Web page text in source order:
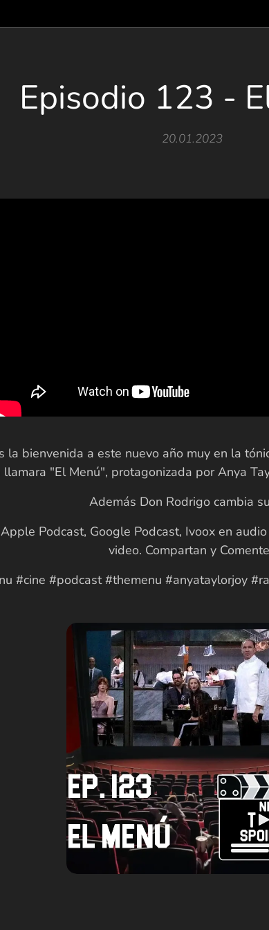
Episodio 123 -
20.01.2023
la bienvenida a este nuevo año muy en la
"El Menú", protagonizada por Anya
Además Don Rodrigo cambia
Podcast, Google Podcast, Ivoox en
video. Compartan y
#cine #podcast #themenu #anyataylorjoy